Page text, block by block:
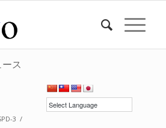
ス
3 /